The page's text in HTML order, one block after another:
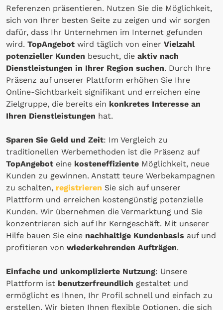
Referenzen präsentieren. Nutzen Sie die Möglichkeit,
sich von Ihrer besten Seite zu zeigen und wir sorgen
dafür, dass Ihr Unternehmen im Internet gefunden
wird. TopAngebot wird täglich von einer Vielzahl
potenzieller Kunden besucht, die aktiv nach
Dienstleistungen in Ihrer Region suchen. Durch Ihre
Präsenz auf unserer Plattform erhöhen Sie Ihre
Online-Sichtbarkeit signifikant und erreichen eine
Zielgruppe, die bereits ein konkretes Interesse an
Ihren Dienstleistungen hat.
Sparen Sie Geld und Zeit: Im Vergleich zu
traditionellen Werbemethoden ist die Präsenz auf
TopAngebot eine kosteneffiziente Möglichkeit, neue
Kunden zu gewinnen. Anstatt teure Werbekampagnen
zu schalten, registrieren Sie sich auf unserer
Plattform und erreichen kostengünstig potenzielle
Kunden. Wir übernehmen die Vermarktung und Sie
konzentrieren sich auf Ihr Kerngeschäft. Mit unserer
Hilfe bauen Sie eine nachhaltige Kundenbasis auf und
profitieren von wiederkehrenden Aufträgen.
Einfache und unkomplizierte Nutzung: Unsere
Plattform ist benutzerfreundlich gestaltet und
ermöglicht es Ihnen, Ihr Profil schnell und einfach zu
erstellen. Wir bieten Ihnen flexible Optionen, die sich